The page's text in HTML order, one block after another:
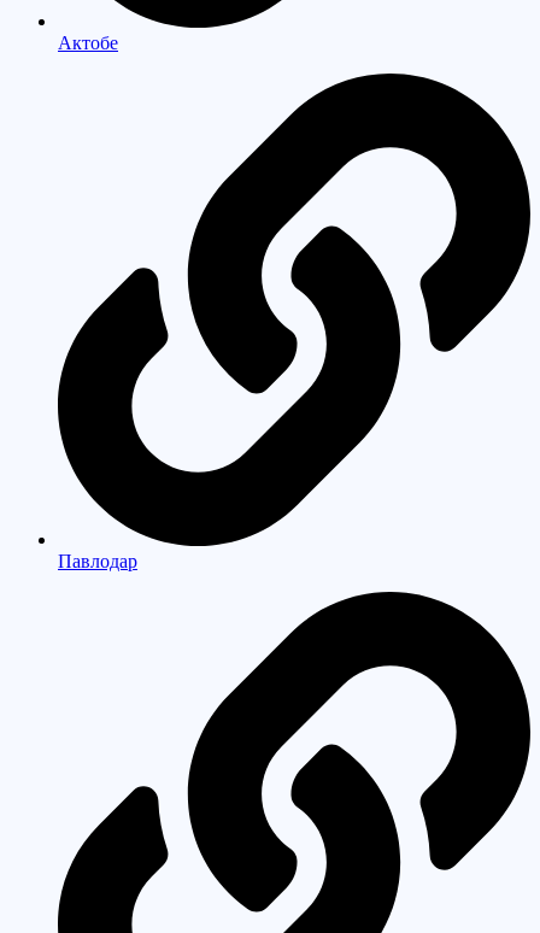
Актобе
Павлодар